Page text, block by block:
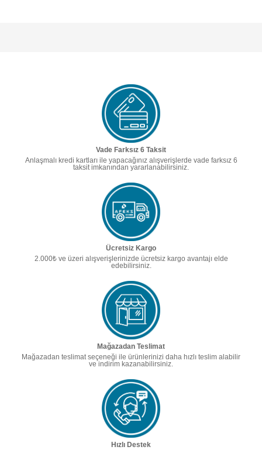
Vade Farksız 6 Taksit
Anlaşmalı kredi kartları ile yapacağınız alışverişlerde vade farksız 6
taksit imkanından yararlanabilirsiniz.
Ücretsiz Kargo
2.000₺ ve üzeri alışverişlerinizde ücretsiz kargo avantajı elde
edebilirsiniz.
Mağazadan Teslimat
Mağazadan teslimat seçeneği ile ürünlerinizi daha hızlı teslim alabilir
ve indirim kazanabilirsiniz.
Hızlı Destek